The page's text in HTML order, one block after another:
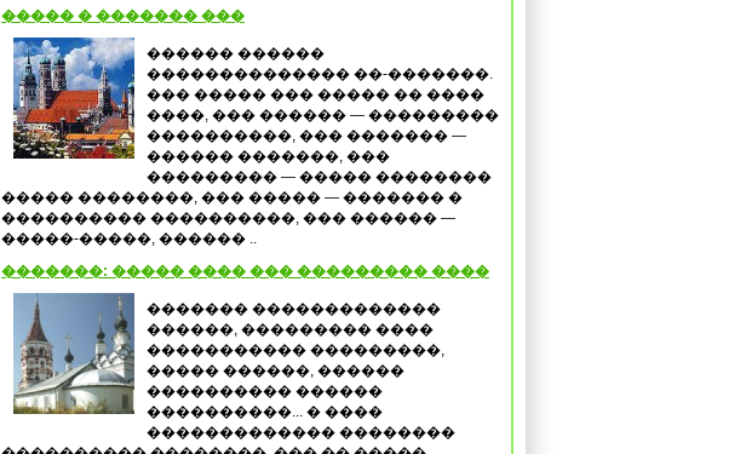
����� � ������� ���
������ ������
�������������� ��-�������.
��� ����� ��� ����� �� ����
����, ��� ������ — ���������
����������, ��� ������� —
������ �������, ���
��������� — ����� ��������
����� ��������, ��� ����� — ������� �
���������� ����������, ��� ������ —
�����-�����, ������ ..
�������: ����� ���� ��� ��������� ����
������� �������������
������, ��������� ����
����������� ���������,
����� ������, ������
���������� ������
����������... � ����
������������� ��������